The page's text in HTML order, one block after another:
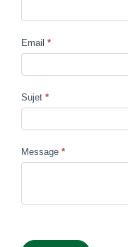
Email *
Sujet *
Message *